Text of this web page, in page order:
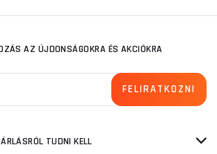
AZ ÚJDONSÁGOKRA ÉS AKCIÓKRA
TUDNI KELL